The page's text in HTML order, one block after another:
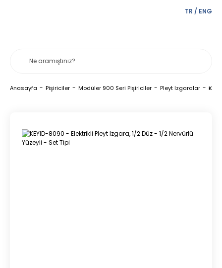
TR / ENG
Anasayfa Pişiriciler Modüler 900 Seri Pişiriciler Pleyt Izgaralar